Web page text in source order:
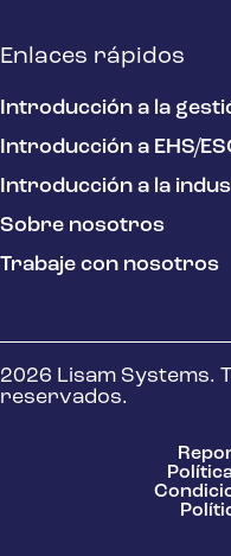
Enlaces rápidos
Introducción a la
Introducción a EHS/
Introducción a la
Sobre nosotros
Trabaje con nosotros
2026 Lisam Systems.
reservados.